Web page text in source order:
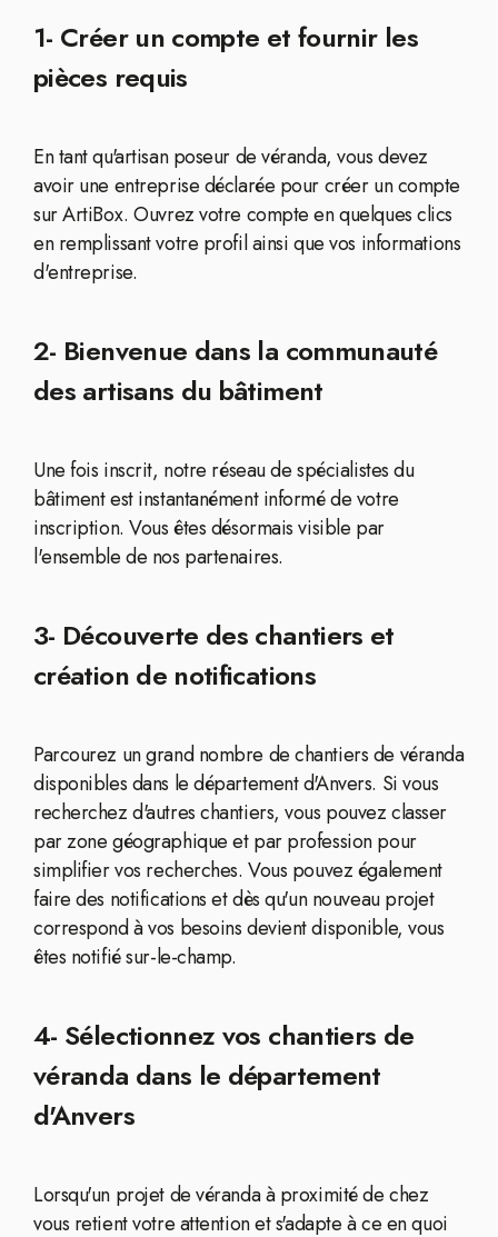
1- Créer un compte et fournir les
pièces requis
En tant qu'artisan poseur de véranda, vous devez
avoir une entreprise déclarée pour créer un compte
sur ArtiBox. Ouvrez votre compte en quelques clics
en remplissant votre profil ainsi que vos informations
d'entreprise.
2- Bienvenue dans la communauté
des artisans du bâtiment
Une fois inscrit, notre réseau de spécialistes du
bâtiment est instantanément informé de votre
inscription. Vous êtes désormais visible par
l'ensemble de nos partenaires.
3- Découverte des chantiers et
création de notifications
Parcourez un grand nombre de chantiers de véranda
disponibles dans le département d'Anvers. Si vous
recherchez d'autres chantiers, vous pouvez classer
par zone géographique et par profession pour
simplifier vos recherches. Vous pouvez également
faire des notifications et dès qu'un nouveau projet
correspond à vos besoins devient disponible, vous
êtes notifié sur-le-champ.
4- Sélectionnez vos chantiers de
véranda dans le département
d'Anvers
Lorsqu'un projet de véranda à proximité de chez
vous retient votre attention et s'adapte à ce en quoi